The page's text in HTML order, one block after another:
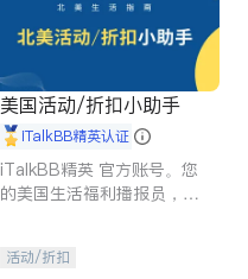
美国活动/折扣小助手
iTalkBB精英认证
iTalkBB精英 官方账号。您
的美国生活福利播报员，精
专属福利。
活动/折扣